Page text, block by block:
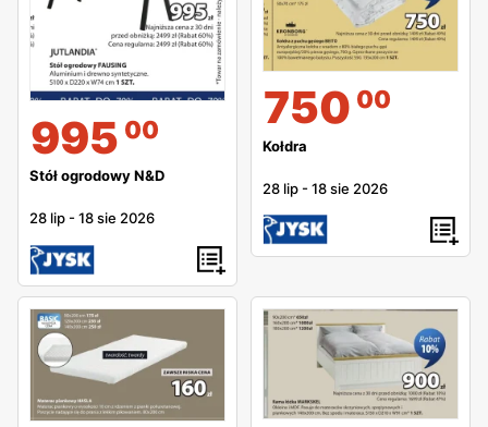
995 00
Stół ogrodowy N&D
28 lip -18 sie 2026
750 00
Kołdra
28 lip -18 sie 2026